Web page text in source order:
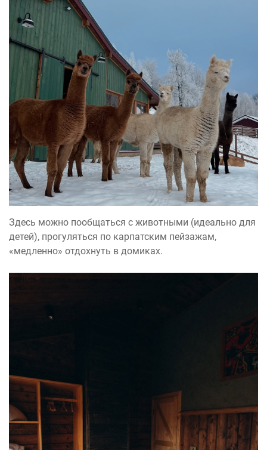
Здесь можно пообщаться с животными (идеально для
детей), прогуляться по карпатским пейзажам,
«медленно» отдохнуть в домиках.